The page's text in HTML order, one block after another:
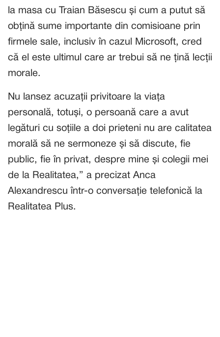
la masa cu Traian Băsescu și cum a putut să
obțină sume importante din comisioane prin
firmele sale, inclusiv în cazul Microsoft, cred
că el este ultimul care ar trebui să ne țină lecții
morale.
Nu lansez acuzații privitoare la viața
personală, totuși, o persoană care a avut
legături cu soțiile a doi prieteni nu are calitatea
morală să ne sermoneze și să discute, fie
public, fie în privat, despre mine și colegii mei
de la Realitatea,” a precizat Anca
Alexandrescu într-o conversație telefonică la
Realitatea Plus.